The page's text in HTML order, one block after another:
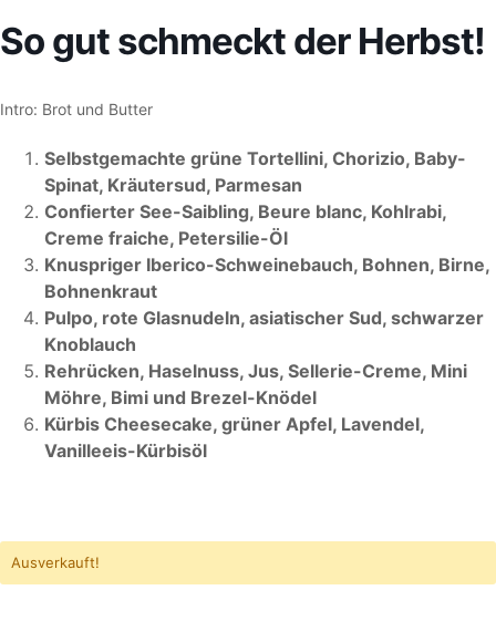
So gut schmeckt der Herbst!
Intro: Brot und Butter
Selbstgemachte grüne Tortellini, Chorizio, Baby-
Spinat, Kräutersud, Parmesan
Confierter See-Saibling, Beure blanc, Kohlrabi,
Creme fraiche, Petersilie-Öl
Knuspriger Iberico-Schweinebauch, Bohnen, Birne,
Bohnenkraut
Pulpo, rote Glasnudeln, asiatischer Sud, schwarzer
Knoblauch
Rehrücken, Haselnuss, Jus, Sellerie-Creme, Mini
Möhre, Bimi und Brezel-Knödel
Kürbis Cheesecake, grüner Apfel, Lavendel,
Vanilleeis-Kürbisöl
Ausverkauft!